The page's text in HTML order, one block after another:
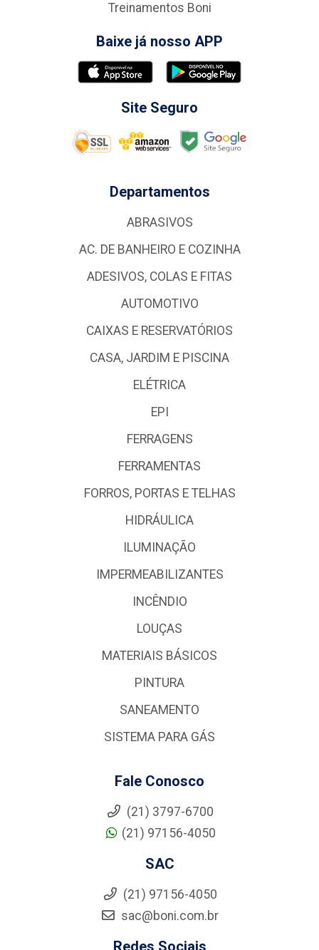
Treinamentos Boni
Baixe já nosso APP
Site Seguro
Departamentos
ABRASIVOS
AC. DE BANHEIRO E COZINHA
ADESIVOS, COLAS E FITAS
AUTOMOTIVO
CAIXAS E RESERVATÓRIOS
CASA, JARDIM E PISCINA
ELÉTRICA
EPI
FERRAGENS
FERRAMENTAS
FORROS, PORTAS E TELHAS
HIDRÁULICA
ILUMINAÇÃO
IMPERMEABILIZANTES
INCÊNDIO
LOUÇAS
MATERIAIS BÁSICOS
PINTURA
SANEAMENTO
SISTEMA PARA GÁS
Fale Conosco
(21) 3797-6700
(21) 97156-4050
SAC
(21) 97156-4050
sac@boni.com.br
Redes Sociais